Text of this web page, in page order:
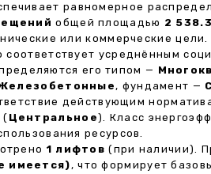
равномерное
общей площадью 2
или коммерческие
соответствует усреднённым
его типом —
, фундамент —
действующим
( Центральное). Класс
ресурсов.
1 лифтов (при наличии).
имеется), что формирует